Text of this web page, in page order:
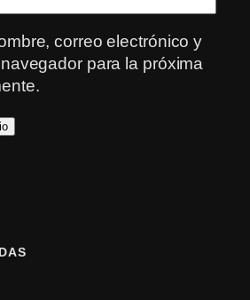
correo electrónico y
para la próxima